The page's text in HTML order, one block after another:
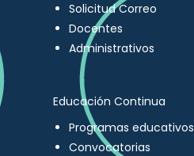
Solicitud Correo
Docentes
Administrativos
Educación Continua
Programas educativos
Convocatorias